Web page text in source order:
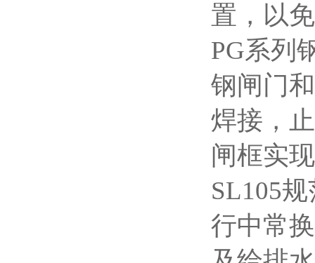
置，以
PG系列
钢闸门
焊接，
闸框实
SL105规
行中常